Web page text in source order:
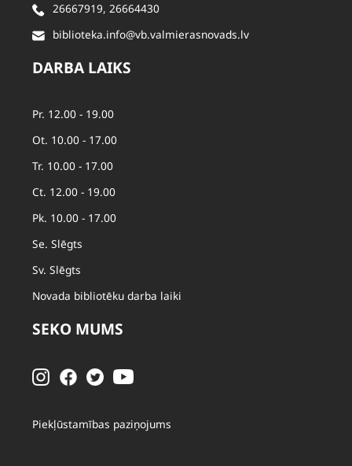
26667919, 26664430
biblioteka.info@vb.valmierasnovads.lv
DARBA LAIKS
Pr. 12.00 - 19.00
Ot. 10.00 - 17.00
Tr. 10.00 - 17.00
Ct. 12.00 - 19.00
Pk. 10.00 - 17.00
Se. Slēgts
Sv. Slēgts
Novada bibliotēku darba laiki
SEKO MUMS
Piekļūstamības paziņojums